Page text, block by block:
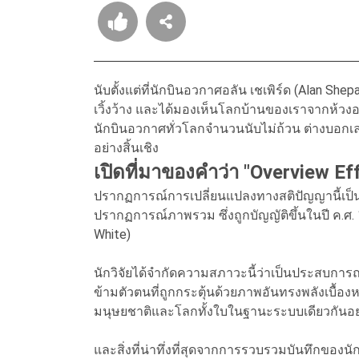
นับตั้งแต่ที่นักบินอวกาศอลัน เชเพิร์ด (Alan
เวิ้งว้าง และได้มองเห็นโลกบ้านของเราจากห้ว
นักบินอวกาศทั่วโลกจำนวนนับไม่ถ้วน ต่างบอก
อย่างสิ้นเชิง
เปิดที่มาของคำว่า "Overview
ปรากฏการณ์การเปลี่ยนแปลงทางสติปัญญานี้เป็
ปรากฏการณ์ภาพรวม ซึ่งถูกบัญญัติขึ้นในปี ค.ศ.
White)
นักวิจัยได้จำกัดความสภาวะนี้ว่าเป็นประสบกา
ข้ามตัวตนที่ถูกกระตุ้นด้วยภาพอันทรงพลังเบื้อง
มนุษยชาติและโลกทั้งใบในฐานะระบบเดียวกันอ
และสิ่งที่น่าทึ่งที่สุดจากการรวบรวมบันทึกของนั